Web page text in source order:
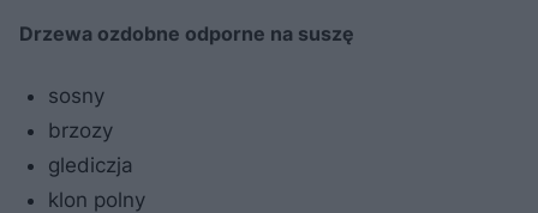
Drzewa ozdobne odporne na suszę
sosny
brzozy
glediczja
klon polny